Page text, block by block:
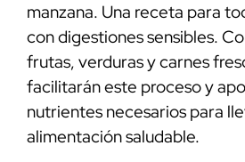
manzana. Una receta para
con digestiones sensibles.
frutas, verduras y carnes
facilitarán este proceso y
nutrientes necesarios para
alimentación saludable.